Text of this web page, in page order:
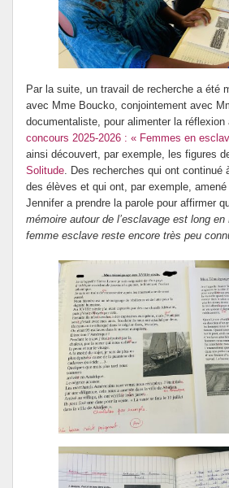
Par la suite, un travail de recherche a été
avec Mme Boucko, conjointement avec
documentaliste, pour alimenter la réflexion
concours 2025-2026 : « Femmes en
ainsi découvert, par exemple, les figures
Solitude . Des recherches qui ont
des élèves et qui ont, par exemple,
Jennifer a prendre la parole pour affirmer
mémoire autour de l’esclavage est long
femme esclave reste encore très peu